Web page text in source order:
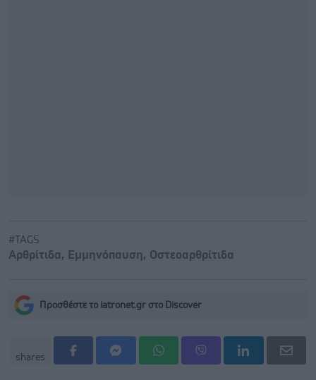
#TAGS
Αρθρίτιδα, Εμμηνόπαυση, Οστεοαρθρίτιδα
Προσθέστε το iatronet.gr στο Discover
shares